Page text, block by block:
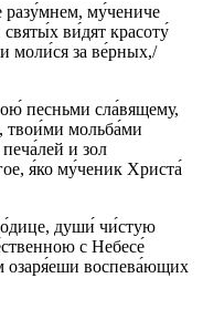
му́чениче
ви́дят красоту́
моли́ся за ве́рных,/
песньми сла́вящему,
твои́ми мольба́ми
и зол
я́ко му́ченик Христа́
души́ чи́стую
с Небесе́
воспева́ющих